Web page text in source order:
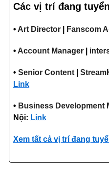
Các vị trí đang
• Art Director Fanscom
• Account Manager
• Senior Content
Link
• Business Development
Nội: Link
Xem tất cả vị trí đang